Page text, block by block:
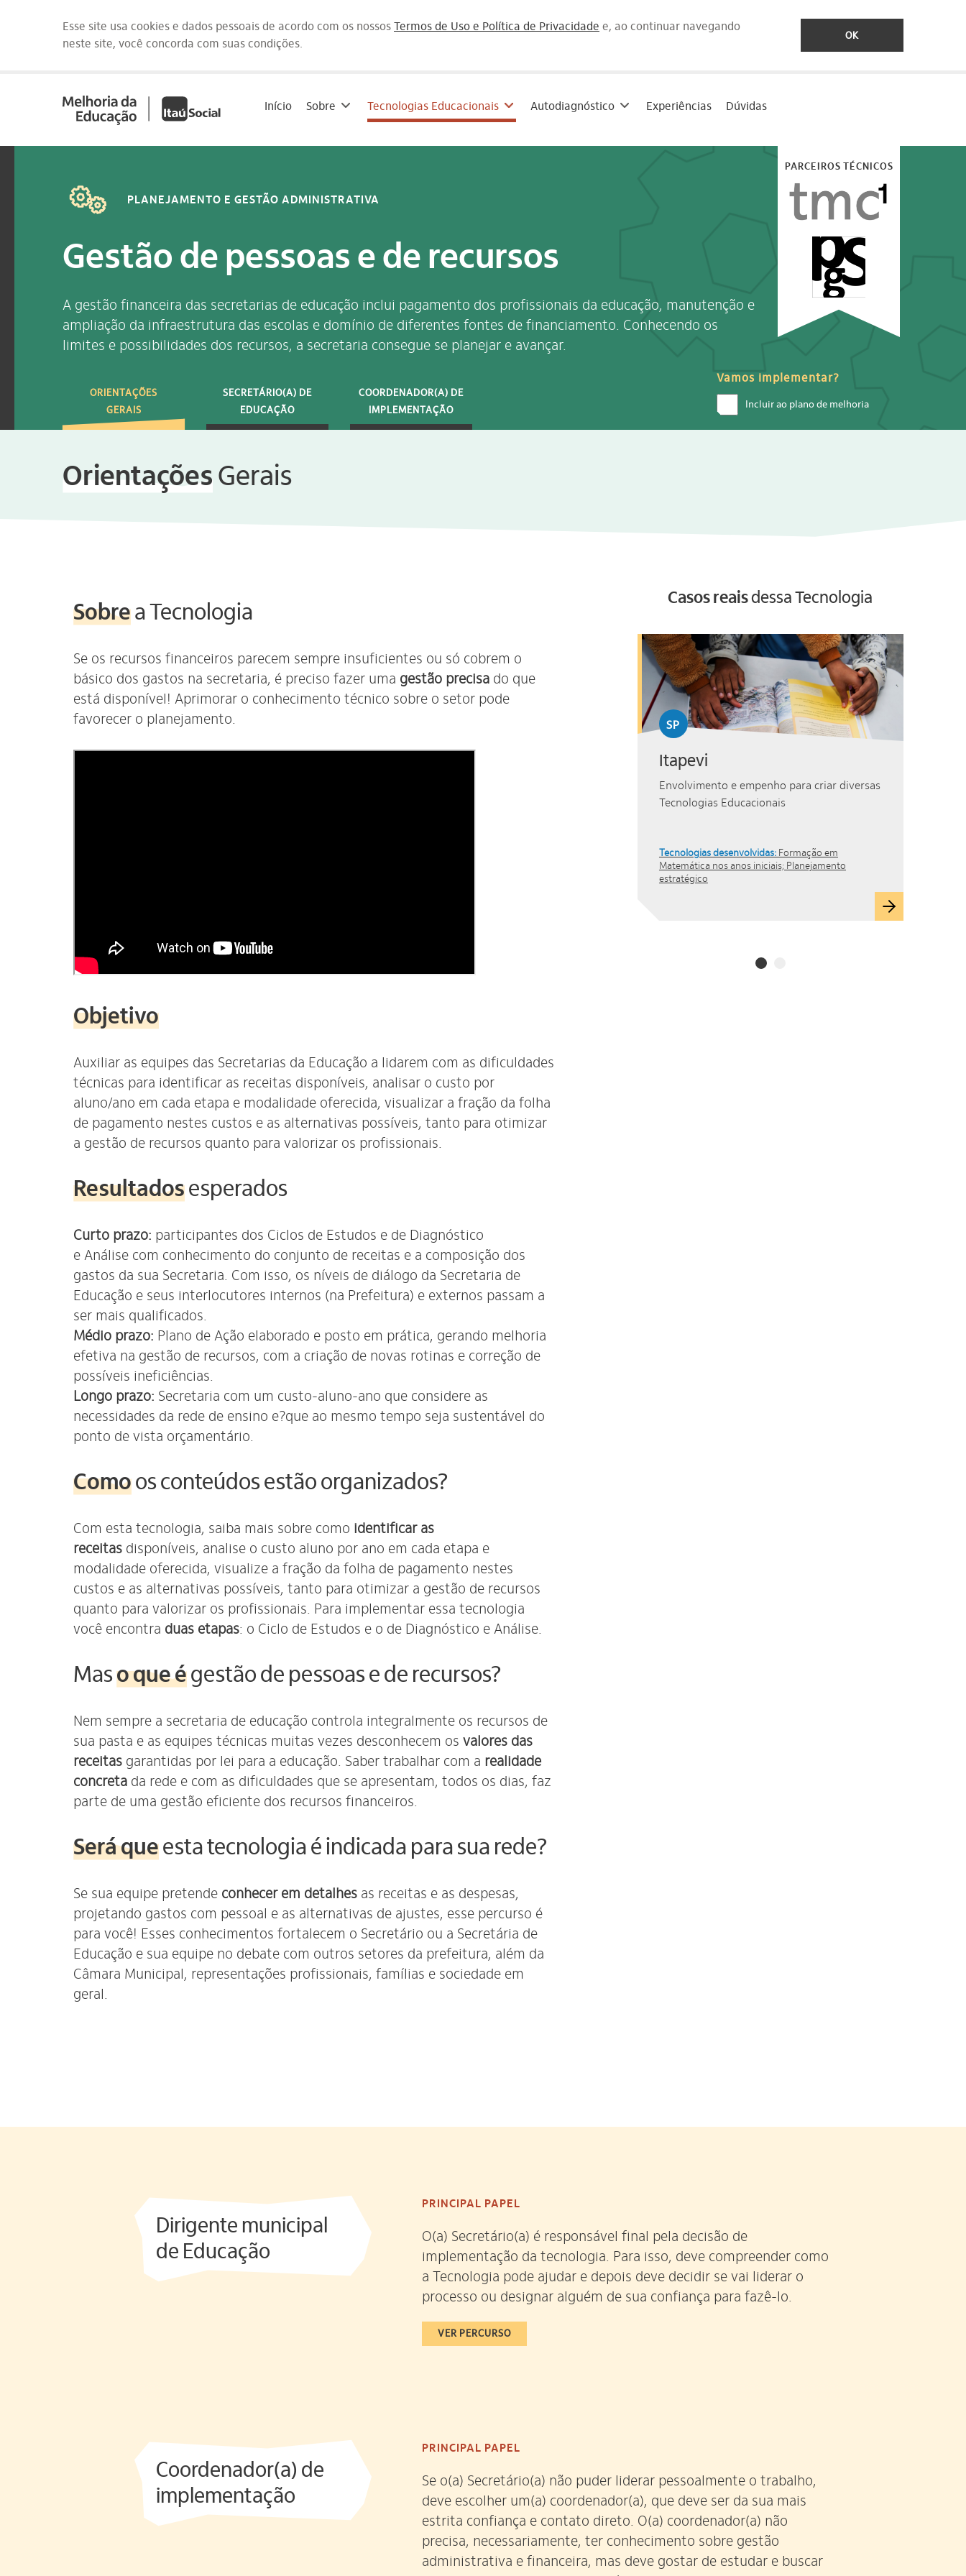
Esse site usa cookies e dados pessoais de acordo com os nossos Termos de Uso e Política de Privacidade e, ao continuar navegando
neste site, você concorda com suas condições.
OK
Início Sobre Tecnologias Educacionais Autodiagnóstico Experiências Dúvidas
PARCEIROS TÉCNICOS
PLANEJAMENTO E GESTÃO ADMINISTRATIVA
Gestão de pessoas e de recursos
A gestão financeira das secretarias de educação inclui pagamento dos profissionais da educação, manutenção e
ampliação da infraestrutura das escolas e domínio de diferentes fontes de financiamento. Conhecendo os
limites e possibilidades dos recursos, a secretaria consegue se planejar e avançar.
Vamos implementar?
Incluir ao plano de melhoria
ORIENTAÇÕES
GERAIS
SECRETÁRIO(A) DE
EDUCAÇÃO
COORDENADOR(A) DE
IMPLEMENTAÇÃO
OrientaçõesGerais
Sobrea Tecnologia
Se os recursos financeiros parecem sempre insuficientes ou só cobrem o
básico dos gastos na secretaria, é preciso fazer uma gestão precisa do que
está disponível! Aprimorar o conhecimento técnico sobre o setor pode
favorecer o planejamento.
Objetivo
Auxiliar as equipes das Secretarias da Educação a lidarem com as dificuldades
técnicas para identificar as receitas disponíveis, analisar o custo por
aluno/ano em cada etapa e modalidade oferecida, visualizar a fração da folha
de pagamento nestes custos e as alternativas possíveis, tanto para otimizar
a gestão de recursos quanto para valorizar os profissionais.
Resultadosesperados
Curto prazo: participantes dos Ciclos de Estudos e de Diagnóstico
e Análise com conhecimento do conjunto de receitas e a composição dos
gastos da sua Secretaria. Com isso, os níveis de diálogo da Secretaria de
Educação e seus interlocutores internos (na Prefeitura) e externos passam a
ser mais qualificados.
Médio prazo: Plano de Ação elaborado e posto em prática, gerando melhoria
efetiva na gestão de recursos, com a criação de novas rotinas e correção de
possíveis ineficiências.
Longo prazo: Secretaria com um custo-aluno-ano que considere as
necessidades da rede de ensino e?que ao mesmo tempo seja sustentável do
ponto de vista orçamentário.
Comoos conteúdos estão organizados?
Com esta tecnologia, saiba mais sobre como identificar as
receitas disponíveis, analise o custo aluno por ano em cada etapa e
modalidade oferecida, visualize a fração da folha de pagamento nestes
custos e as alternativas possíveis, tanto para otimizar a gestão de recursos
quanto para valorizar os profissionais. Para implementar essa tecnologia
você encontra duas etapas: o Ciclo de Estudos e o de Diagnóstico e Análise.
Maso que égestão de pessoas e de recursos?
Nem sempre a secretaria de educação controla integralmente os recursos de
sua pasta e as equipes técnicas muitas vezes desconhecem os valores das
receitas garantidas por lei para a educação. Saber trabalhar com a realidade
concreta da rede e com as dificuldades que se apresentam, todos os dias, faz
parte de uma gestão eficiente dos recursos financeiros.
Será queesta tecnologia é indicada para sua rede?
Se sua equipe pretende conhecer em detalhes as receitas e as despesas,
projetando gastos com pessoal e as alternativas de ajustes, esse percurso é
para você! Esses conhecimentos fortalecem o Secretário ou a Secretária de
Educação e sua equipe no debate com outros setores da prefeitura, além da
Câmara Municipal, representações profissionais, famílias e sociedade em
geral.
Casos reaisdessa Tecnologia
SP
Itapevi
Envolvimento e empenho para criar diversas
Tecnologias Educacionais
Tecnologias desenvolvidas: Formação em
Matemática nos anos iniciais; Planejamento
estratégico
Dirigente municipal
de Educação
PRINCIPAL PAPEL
O(a) Secretário(a) é responsável final pela decisão de
implementação da tecnologia. Para isso, deve compreender como
a Tecnologia pode ajudar e depois deve decidir se vai liderar o
processo ou designar alguém de sua confiança para fazê-lo.
VER PERCURSO
Coordenador(a) de
implementação
PRINCIPAL PAPEL
Se o(a) Secretário(a) não puder liderar pessoalmente o trabalho,
deve escolher um(a) coordenador(a), que deve ser da sua mais
estrita confiança e contato direto. O(a) coordenador(a) não
precisa, necessariamente, ter conhecimento sobre gestão
administrativa e financeira, mas deve gostar de estudar e buscar